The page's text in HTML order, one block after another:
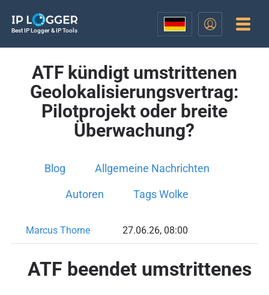
Best IP Logger & IP Tools
ATF kündigt umstrittenen
Geolokalisierungsvertrag:
Pilotprojekt oder breite
Überwachung?
Blog Allgemeine Nachrichten
Autoren Tags Wolke
Marcus Thorne 27.06.26, 08:00
ATF beendet umstrittenes